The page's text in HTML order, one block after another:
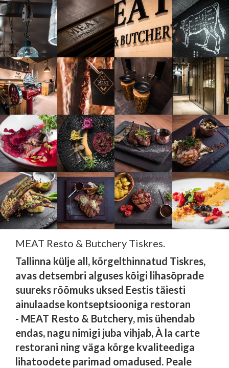
MEAT Resto & Butchery Tiskres.
Tallinna külje all, kõrgelthinnatud Tiskres,
avas detsembri alguses kõigi lihasõprade
suureks rõõmuks uksed Eestis täiesti
ainulaadse kontseptsiooniga restoran
- MEAT Resto & Butchery, mis ühendab
endas, nagu nimigi juba vihjab,À la carte
restorani ning väga kõrge kvaliteediga
lihatoodete parimad omadused. Peale